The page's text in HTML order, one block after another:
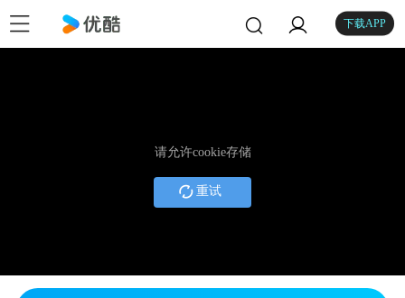
下载APP
请允许cookie存储
重试